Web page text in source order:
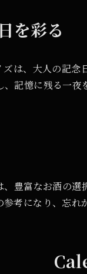
を彩る
は、大人の記
記憶に残る一夜
豊富なお酒の
考になり、忘れ